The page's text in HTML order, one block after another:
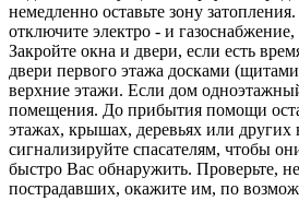
немедленно оставьте зону
отключите электро - и
Закройте окна и двери, если есть
двери первого этажа досками
верхние этажи. Если дом
помещения. До прибытия помощи
этажах, крышах, деревьях или других
сигнализируйте спасателям, чтобы
быстро Вас обнаружить. Проверьте,
пострадавших, окажите им, по